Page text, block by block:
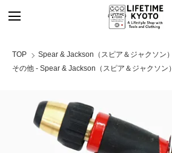
TOP
Spear & Jackson（スピア＆ジャクソン）
その他 - Spear & Jackson（スピア＆ジャクソン）